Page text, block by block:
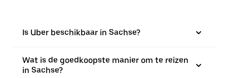
Is Uber beschikbaar in Sachse?
Wat is de goedkoopste manier om te reizen
in Sachse?